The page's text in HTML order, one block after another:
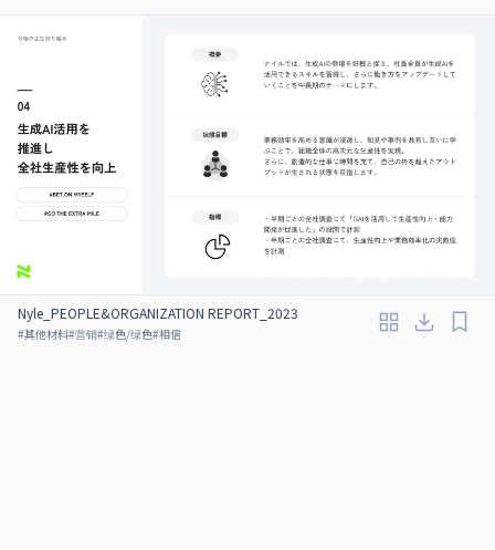
Nyle_PEOPLE&ORGANIZATION REPORT_2023
#其他材料#营销#绿色/绿色#相信